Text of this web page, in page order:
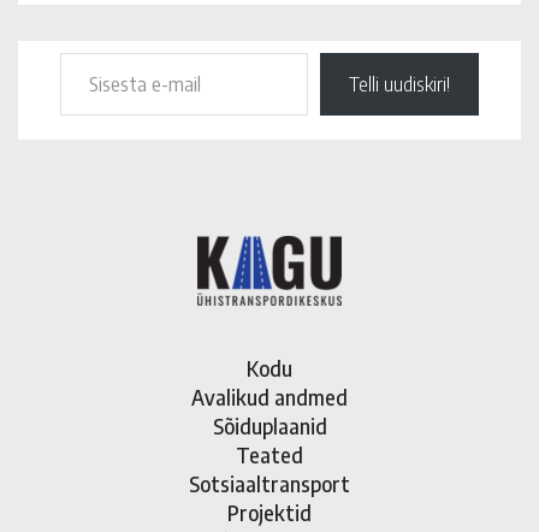
Telli uudiskiri!
Kodu
Avalikud andmed
Sõiduplaanid
Teated
Sotsiaaltransport
Projektid